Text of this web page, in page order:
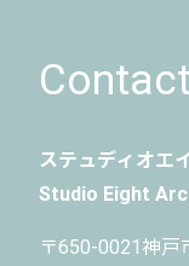
Contact
ステュディオエ
Studio Eight
〒650-0021神戸